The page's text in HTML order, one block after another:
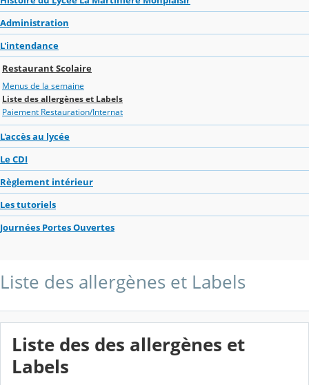
Administration
L'intendance
Restaurant Scolaire
Menus de la semaine
Liste des allergènes et Labels
Paiement Restauration/Internat
L'accès au lycée
Le CDI
Règlement intérieur
Les tutoriels
Journées Portes Ouvertes
Liste des allergènes et Labels
Liste des des allergènes et
Labels